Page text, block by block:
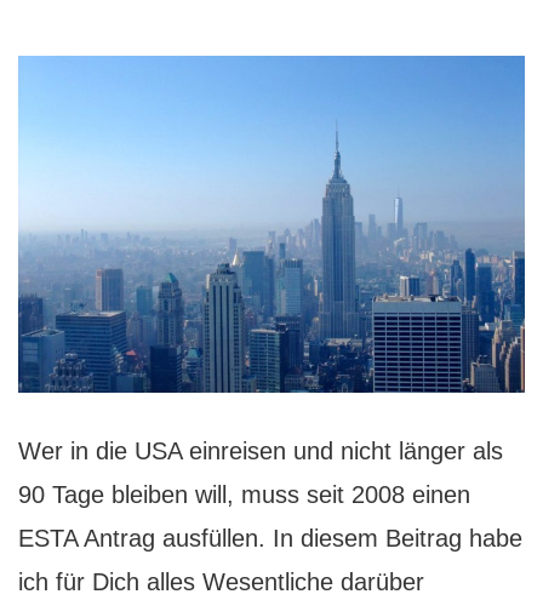
Wer in die USA einreisen und nicht länger als
90 Tage bleiben will, muss seit 2008 einen
ESTA Antrag ausfüllen. In diesem Beitrag habe
ich für Dich alles Wesentliche darüber